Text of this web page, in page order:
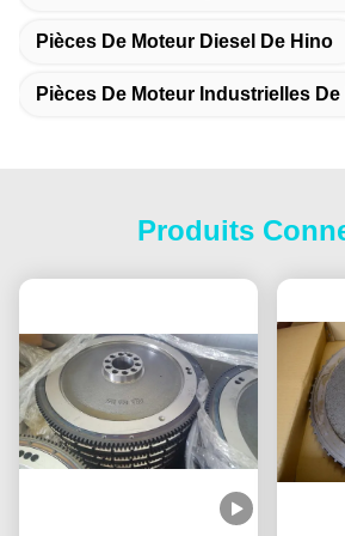
Pièces De Moteur Diesel De Hino
Pièces De Moteur Industrielles
Produits